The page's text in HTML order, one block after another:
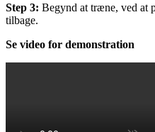
Step 3: Begynd at træne, ved at
tilbage.
Se video for demonstration